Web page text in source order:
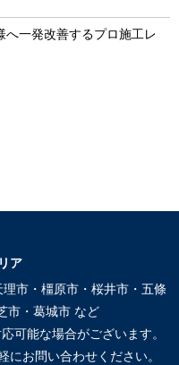
へ一発改善するプロ施工レ
ア
市・橿原市・桜井市・五條
市・葛城市 など
可能な場合がございます。
お問い合わせください。